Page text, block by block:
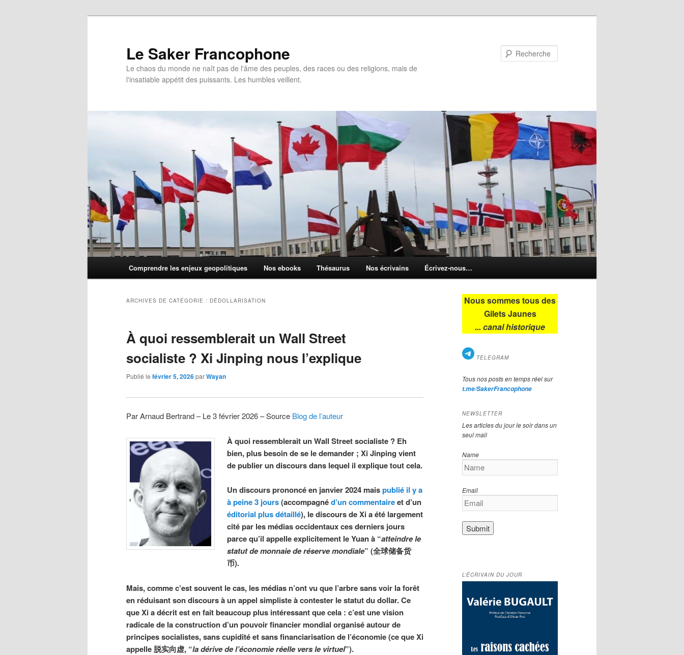
Le Saker Francophone
Le chaos du monde ne naît pas de l'âme des peuples, des races ou des religions, mais de
l'insatiable appétit des puissants. Les humbles veillent.
Comprendre les enjeux geopolitiques Nos ebooks Thésaurus Nos écrivains Écrivez-nous…
ARCHIVES DE CATÉGORIE : DÉDOLLARISATION
À quoi ressemblerait un Wall Street
socialiste ? Xi Jinping nous l’explique
Publié le février 5, 2026parWayan
Par Arnaud Bertrand – Le 3 février 2026 – Source Blog de l’auteur
À quoi ressemblerait un Wall Street socialiste ? Eh
bien, plus besoin de se le demander ; Xi Jinping vient
de publier un discours dans lequel il explique tout cela.
Un discours prononcé en janvier 2024 maispublié il y a
à peine 3 jours(accompagnéd’un commentaireet d’un
éditorial plus détaillé), le discours de Xi a été largement
cité par les médias occidentaux ces derniers jours
parce qu’il appelle explicitement le Yuan à “atteindre le
statut de monnaie de réserve mondiale” (全球储备货
币).
Mais, comme c’est souvent le cas, les médias n’ont vu que l’arbre sans voir la forêt
en réduisant son discours à un appel simpliste à contester le statut du dollar. Ce
que Xi a décrit est en fait beaucoup plus intéressant que cela : c’est une vision
radicale de la construction d’un pouvoir financier mondial organisé autour de
principes socialistes, sans cupidité et sans financiarisation de l’économie (ce que Xi
appelle 脱实向虚, “la dérive de l’économie réelle vers le virtuel”).
Nous sommes tous des
Gilets Jaunes
... canal historique
TELEGRAM
Tous nos posts en temps réel sur
t.me/SakerFrancophone
NEWSLETTER
Les articles du jour le soir dans un
seul mail
Name
Email
L’ÉCRIVAIN DU JOUR